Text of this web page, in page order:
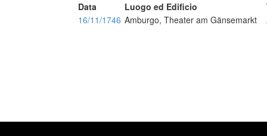
Data Luogo ed Edificio
16/11/1746 Amburgo, Theater am Gänsemarkt